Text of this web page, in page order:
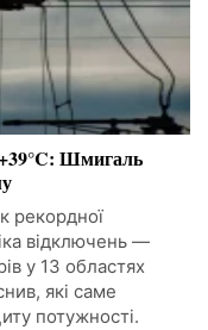
+39°C: Шмигаль
рекордної
відключень —
у 13 областях
які саме
потужності.